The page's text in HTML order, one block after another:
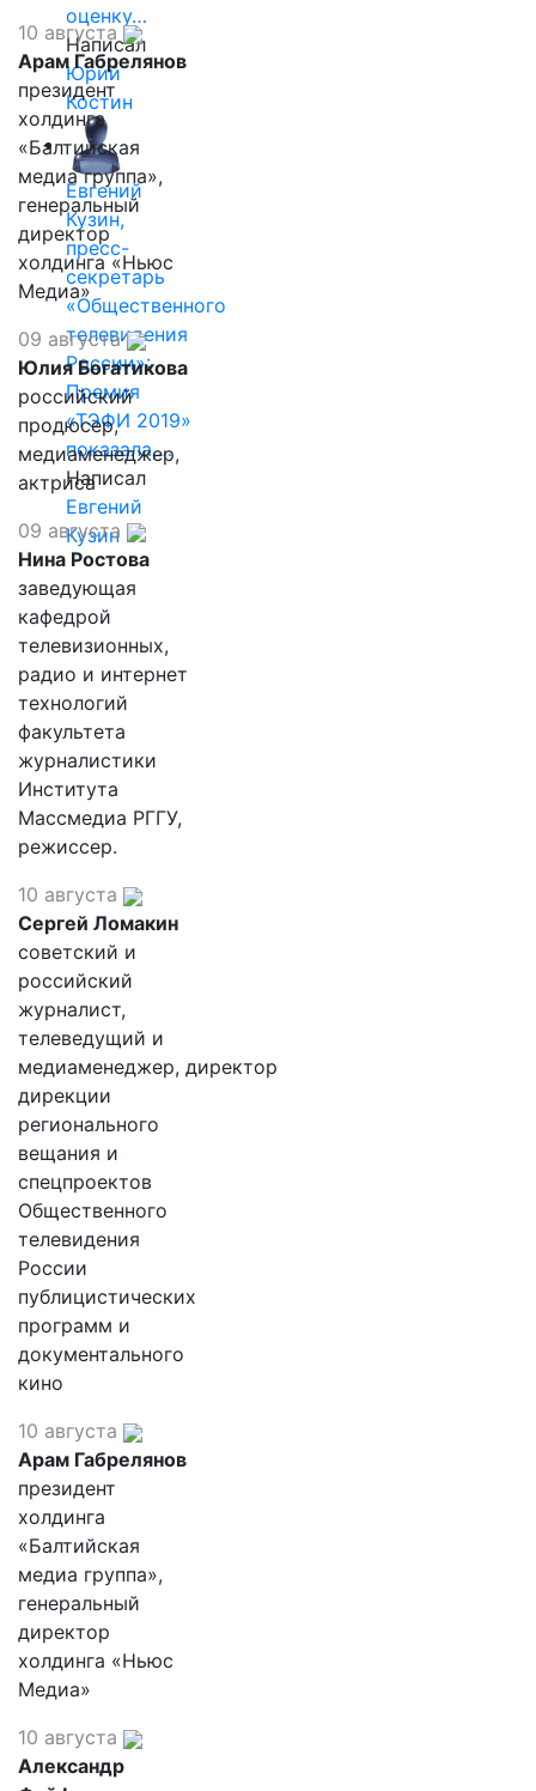
оценку…
Написал
Юрий
Костин
Евгений
Кузин,
пресс-
секретарь
«Общественного
телевидения
России»:
Премия
«ТЭФИ 2019»
показала,…
Написал
Евгений
Кузин
10 августа
Арам Габрелянов
президент
холдинга
«Балтийская
медиа группа»,
генеральный
директор
холдинга «Ньюс
Медиа»
09 августа
Юлия Богатикова
российский
продюсер,
медиаменеджер,
актриса
09 августа
Нина Ростова
заведующая
кафедрой
телевизионных,
радио и интернет
технологий
факультета
журналистики
Института
Массмедиа РГГУ,
режиссер.
10 августа
Сергей Ломакин
советский и
российский
журналист,
телеведущий и
медиаменеджер, директор
дирекции
регионального
вещания и
спецпроектов
Общественного
телевидения
России
публицистических
программ и
документального
кино
10 августа
Арам Габрелянов
президент
холдинга
«Балтийская
медиа группа»,
генеральный
директор
холдинга «Ньюс
Медиа»
10 августа
Александр